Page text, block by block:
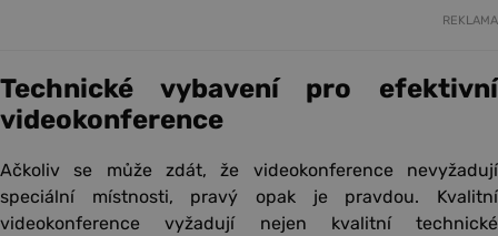
REKLAMA
Technické vybavení pro efektivní
videokonference
Ačkoliv se může zdát, že videokonference nevyžadují
speciální místnosti, pravý opak je pravdou. Kvalitní
videokonference vyžadují nejen kvalitní technické